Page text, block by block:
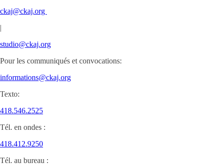
ckaj@ckaj.org
|
studio@ckaj.org
Pour les communiqués et convocations:
informations@ckaj.org
Texto:
418.546.2525
Tél. en ondes :
418.412.9250
Tél. au bureau :